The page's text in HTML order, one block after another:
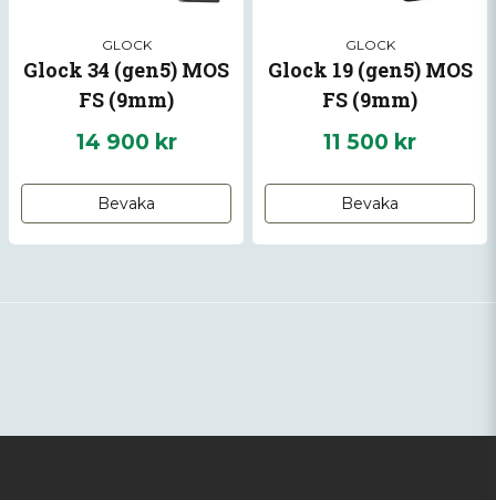
GLOCK
Glock 34 (gen5) MOS
FS (9mm)
14 900 kr
Bevaka
GLOCK
Glock 19 (gen5) MOS
FS (9mm)
11 500 kr
Bevaka